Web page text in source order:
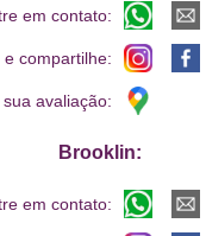
em contato:
e compartilhe:
sua avaliação:
Brooklin:
em contato: